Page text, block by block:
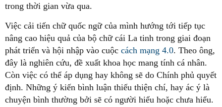
trong thời gian vừa qua.
Việc cải tiến chữ quốc ngữ của mình hướng tới tiếp tục
nâng cao hiệu quả của bộ chữ cái La tinh trong giai đoạn
phát triển và hội nhập vào cuộc cách mạng 4.0. Theo ông,
đây là nghiên cứu, đề xuất khoa học mang tính cá nhân.
Còn việc có thể áp dụng hay không sẽ do Chính phủ quyết
định. Những ý kiến bình luận thiếu thiện chí, hay ác ý là
chuyện bình thường bởi sẽ có người hiểu hoặc chưa hiểu.